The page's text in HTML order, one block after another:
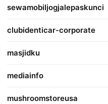
sewamobiljogjalepaskunci
clubidenticar-corporate
masjidku
mediainfo
mushroomstoreusa